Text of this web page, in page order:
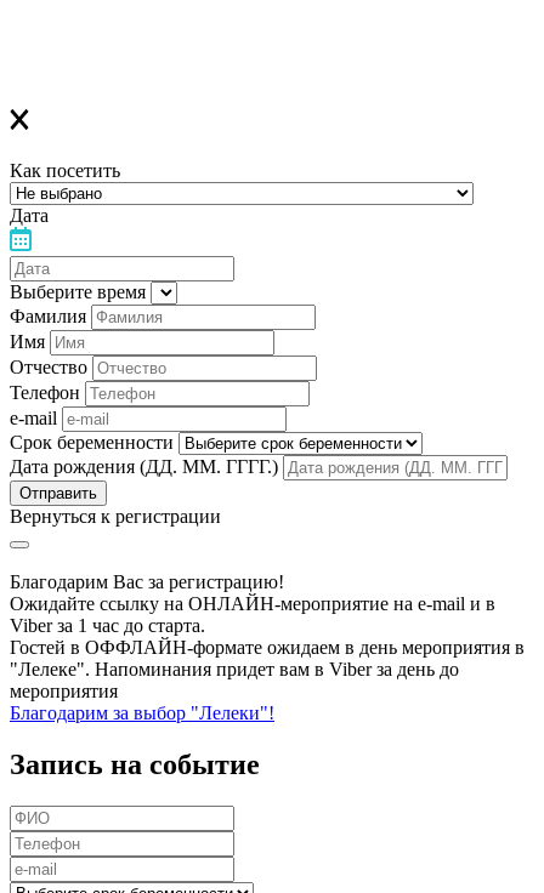
Как посетить
Дата
Выберите время
Фамилия
Имя
Отчество
Телефон
e-mail
Срок беременности
Дата рождения (ДД. ММ. ГГГГ.)
Вернуться к регистрации
Благодарим Вас за регистрацию!
Ожидайте ссылку на ОНЛАЙН-мероприятие на e-mail и в
Viber за 1 час до старта.
Гостей в ОФФЛАЙН-формате ожидаем в день мероприятия в
"Лелеке". Напоминания придет вам в Viber за день до
мероприятия
Благодарим за выбор "Лелеки"!
Запись на событие